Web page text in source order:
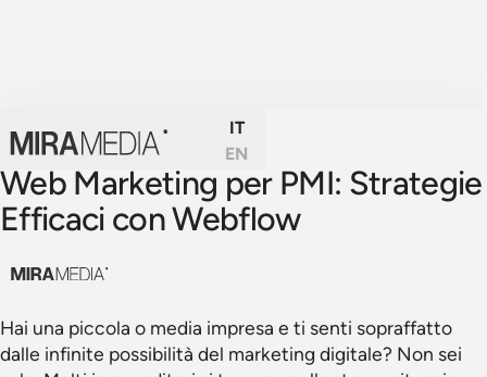
IT
EN
Web Marketing per PMI: Strategie
Efficaci con Webflow
Hai una piccola o media impresa e ti senti sopraffatto
dalle infinite possibilità del marketing digitale? Non sei